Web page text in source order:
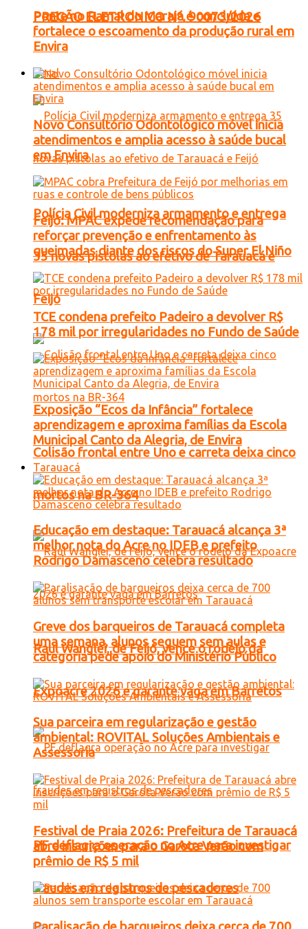
PREGÃO ELETRONICO Nº. 90073/2026
Geral
Polícia Civil moderniza armamento e entrega
35 novas pistolas ao efetivo de Tarauacá e
Feijó
Colisão frontal entre Uno e carreta deixa cinco
mortos na BR-364
Raul Wanglei, de Feijó, vence o rodeio da
Expoacre 2026 e garante vaga em Barretos
PF deflagra operação no Acre para investigar
fraudes em registros de pescadores
Ponte no Ramal do Marajá é concluída e
fortalece o escoamento da produção rural em
Envira
Novo Consultório Odontológico móvel inicia
atendimentos e amplia acesso à saúde bucal
em Envira
Feijó: MPAC expede recomendação para
reforçar prevenção e enfrentamento às
queimadas diante dos riscos do Super El Niño
TCE condena prefeito Padeiro a devolver R$
178 mil por irregularidades no Fundo de Saúde
Exposição “Ecos da Infância” fortalece
aprendizagem e aproxima famílias da Escola
Municipal Canto da Alegria, de Envira
Tarauacá
Educação em destaque: Tarauacá alcança 3ª
melhor nota do Acre no IDEB e prefeito
Rodrigo Damasceno celebra resultado
Greve dos barqueiros de Tarauacá completa
uma semana, alunos seguem sem aulas e
categoria pede apoio do Ministério Público
Sua parceira em regularização e gestão
ambiental: ROVITAL Soluções Ambientais e
Assessoria
Festival de Praia 2026: Prefeitura de Tarauacá
abre inscrições para o Garota Verão com
prêmio de R$ 5 mil